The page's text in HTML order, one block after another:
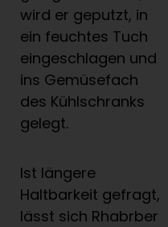
wird er geputzt, in
ein feuchtes Tuch
eingeschlagen und
ins Gemüsefach
des Kühlschranks
gelegt.
Ist längere
Haltbarkeit gefragt,
lässt sich Rhabrber